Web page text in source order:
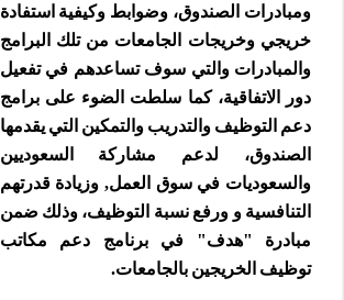
ومبادرات الصندوق، وضوابط وكيفية استفادة
خريجي وخريجات الجامعات من تلك البرامج
والمبادرات والتي سوف تساعدهم في تفعيل
دور الاتفاقية، كما سلطت الضوء على برامج
دعم التوظيف والتدريب والتمكين التي يقدمها
الصندوق، لدعم مشاركة السعوديين
والسعوديات في سوق العمل, وزيادة قدرتهم
التنافسية و ورفع نسبة التوظيف، وذلك ضمن
مبادرة "هدف" في برنامج دعم مكاتب
توظيف الخريجين بالجامعات.